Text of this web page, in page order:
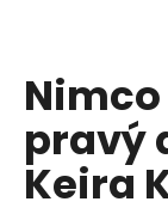
pravý
Keira
í
t
?